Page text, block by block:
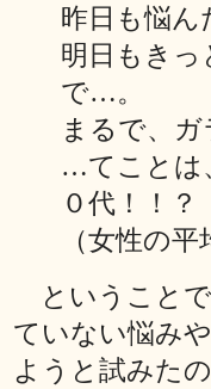
昨日も悩
明日もき
で…。
まるで、
…てことは
０代！！？
（女性の
ということで
ていない悩み
ようと試みた